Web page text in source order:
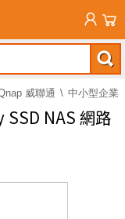
威聯通 中小型企業
SSD NAS 網路